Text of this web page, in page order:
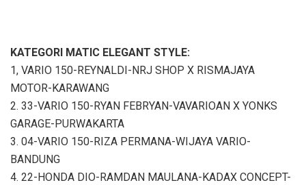
KATEGORI MATIC ELEGANT STYLE:
1, VARIO 150-REYNALDI-NRJ SHOP X RISMAJAYA
MOTOR-KARAWANG
2. 33-VARIO 150-RYAN FEBRYAN-VAVARIOAN X YONKS
GARAGE-PURWAKARTA
3. 04-VARIO 150-RIZA PERMANA-WIJAYA VARIO-
BANDUNG
4. 22-HONDA DIO-RAMDAN MAULANA-KADAX CONCEPT-